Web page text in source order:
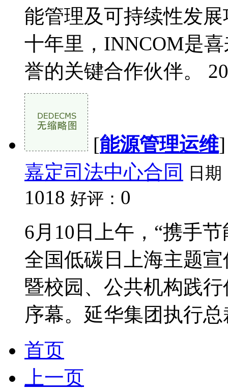
能管理及可持续性发
十年里，INNCOM是
誉的关键合作伙伴。
[能源管理运维
嘉定司法中心合同
日期
1018 好评： 0
6月10日上午，“携手
全国低碳日上海主题
暨校园、公共机构践
序幕。延华集团执行总
首页
上一页